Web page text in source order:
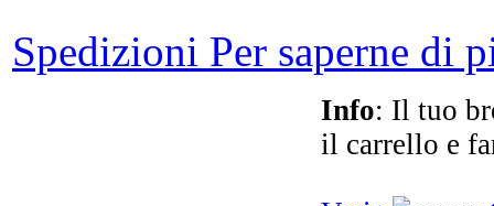
Spedizioni Per saperne di
Info: Il tuo
il carrello e